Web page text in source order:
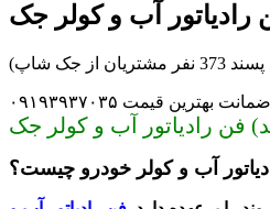
ضمانت بهترین قیمت ۰۹۱۹۳۹۳۷۰۳۵
آب و کولر خودرو چیست؟